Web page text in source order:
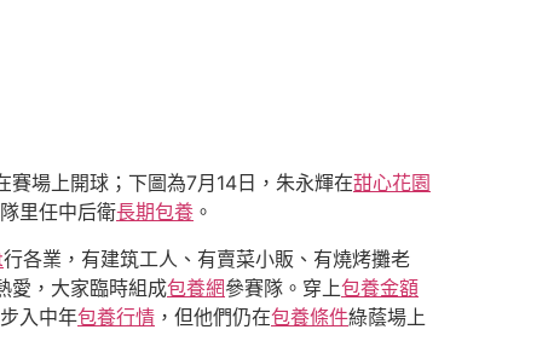
賽場上開球；下圖為7月14日，朱永輝在甜心花園
里任中后衛長期包養 。
行各業，有建筑工人、有賣菜小販、有燒烤攤老
愛，大家臨時組成包養網參賽隊。穿上包養金額
入中年包養行情 ，但他們仍在包養條件綠蔭場上